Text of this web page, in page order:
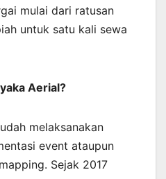
mulai dari ratusan
untuk satu kali sewa
Aerial?
melaksanakan
event ataupun
Sejak 2017